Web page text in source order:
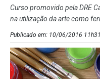
Curso promovido pela DRE
na utilização da arte como
Publicado em: 10/06/2016